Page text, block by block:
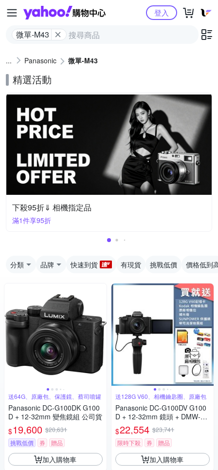
Yahoo購物中心
微單-M43
登入
Panasonic 微單-M43
精選活動
下殺95折⇓ 相機指定品
滿1件享95折
分類 品牌 快速到貨 有現貨 挑戰低價 價格低到
送64G、原廠包、保護鏡、蔡司噴罐
Panasonic DC-G100DK G100
D + 12-32mm 變焦鏡組 公司貨
$19,600 $20,631
挑戰低價
券 贈品
加入購物車
送128G V60、相機鑰匙圈、原廠包
Panasonic DC-G100DV G100
D + 12-32mm 鏡頭 + DMW-SH
GR2 三腳架握把組 公司貨
$22,554 $23,741
限時下殺
券 贈品
加入購物車